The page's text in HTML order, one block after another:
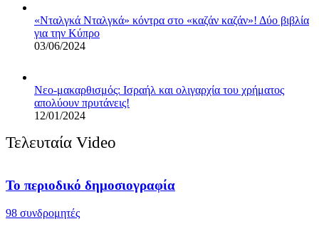
«Νταλγκά Νταλγκά» κόντρα στο «καζάν καζάν»! Δύο βιβλία
για την Κύπρο
03/06/2024
Νεο-μακαρθισμός: Ισραήλ και ολιγαρχία του χρήματος
απολύουν πρυτάνεις!
12/01/2024
Τελευταία Video
Το περιοδικό δημοσιογραφία
98 συνδρομητές